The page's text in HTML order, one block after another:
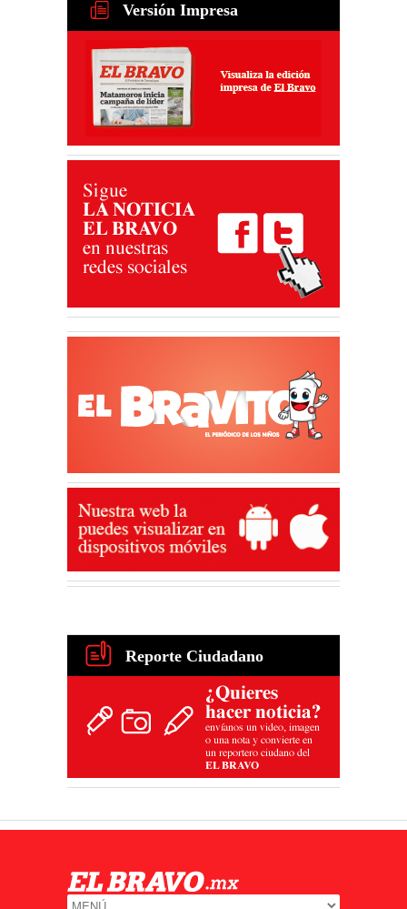
Obras de infraestructura y
mejoramiento vial
transforman colonias de
Matamoros
02 Ago 2026
Versión Impresa
Reporte Ciudadano